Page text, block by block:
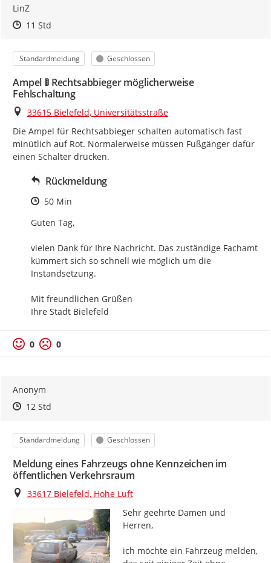
LinZ
Zeitpunkt des Erstellens
Zeitpunkt des Erstellens
11 StdZur Äußerung
Kategorie
Standardmeldung Status
Geschlossen
Ampel 🚦 Rechtsabbieger möglicherweise
Fehlschaltung
Ort
33615 Bielefeld, Universitätsstraße
Die Ampel für Rechtsabbieger schalten automatisch fast
minütlich auf Rot. Normalerweise müssen Fußgänger dafür
einen Schalter drücken.
Rückmeldung
Zeitpunkt des Erstellens
50 Min
Guten Tag,
vielen Dank für Ihre Nachricht. Das zuständige Fachamt
kümmert sich so schnell wie möglich um die
Instandsetzung.
Mit freundlichen Grüßen
Ihre Stadt Bielefeld
0 0
Anonym
Zeitpunkt des Erstellens
Zeitpunkt des Erstellens
12 StdZur Äußerung
Kategorie
Standardmeldung Status
Geschlossen
Meldung eines Fahrzeugs ohne Kennzeichen im
öffentlichen Verkehrsraum
Ort
33617 Bielefeld, Hohe Luft
Sehr geehrte Damen und
Herren,
ich möchte ein Fahrzeug melden,